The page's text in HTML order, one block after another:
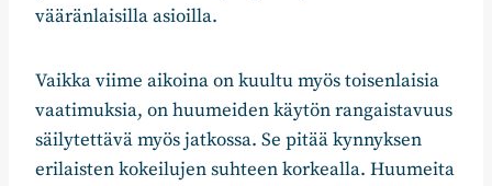
vääränlaisilla asioilla.
Vaikka viime aikoina on kuultu myös toisenlaisia
vaatimuksia, on huumeiden käytön rangaistavuus
säilytettävä myös jatkossa. Se pitää kynnyksen
erilaisten kokeilujen suhteen korkealla. Huumeita